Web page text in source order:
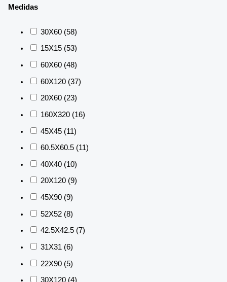
Medidas
30X60 (58)
15X15 (53)
60X60 (48)
60X120 (37)
20X60 (23)
160X320 (16)
45X45 (11)
60.5X60.5 (11)
40X40 (10)
20X120 (9)
45X90 (9)
52X52 (8)
42.5X42.5 (7)
31X31 (6)
22X90 (5)
30X120 (4)